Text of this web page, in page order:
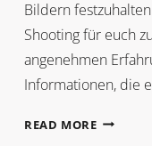
Bildern
Shooting für euch
angenehmen
Informationen, die
READ MORE